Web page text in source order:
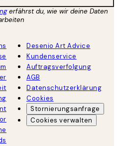
erfährst du, wie wir deine Daten
Desenio Art Advice
Kundenservice
Auftragsverfolgung
AGB
Datenschutzerklärung
Cookies
Stornierungsanfrage
Cookies verwalten